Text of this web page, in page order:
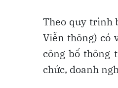
Theo quy trình
Viễn thông) có
công bố thông
chức, doanh